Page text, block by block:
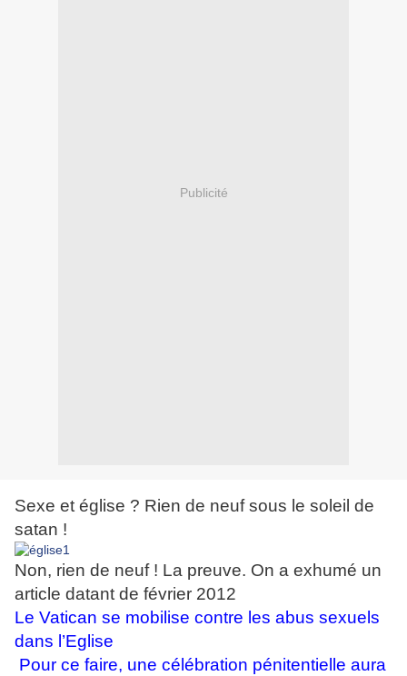
Publicité
Sexe et église ? Rien de neuf sous le soleil de
satan !
Non, rien de neuf ! La preuve. On a exhumé un
article datant de février 2012
Le Vatican se mobilise contre les abus sexuels
dans l’Eglise
Pour ce faire, une célébration pénitentielle aura